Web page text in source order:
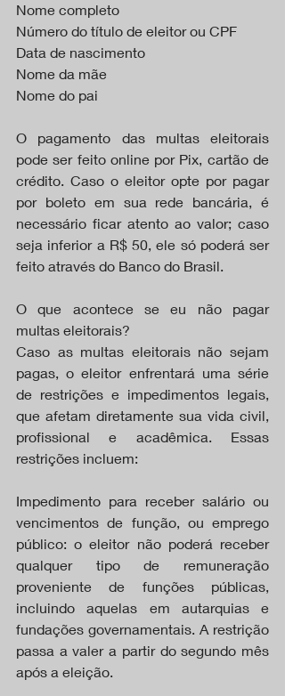
Nome completo
Número do título de eleitor ou CPF
Data de nascimento
Nome da mãe
Nome do pai
O pagamento das multas eleitorais
pode ser feito online por Pix, cartão de
crédito. Caso o eleitor opte por pagar
por boleto em sua rede bancária, é
necessário ficar atento ao valor; caso
seja inferior a R$ 50, ele só poderá ser
feito através do Banco do Brasil.
O que acontece se eu não pagar
multas eleitorais?
Caso as multas eleitorais não sejam
pagas, o eleitor enfrentará uma série
de restrições e impedimentos legais,
que afetam diretamente sua vida civil,
profissional e acadêmica. Essas
restrições incluem:
Impedimento para receber salário ou
vencimentos de função, ou emprego
público: o eleitor não poderá receber
qualquer tipo de remuneração
proveniente de funções públicas,
incluindo aquelas em autarquias e
fundações governamentais. A restrição
passa a valer a partir do segundo mês
após a eleição.